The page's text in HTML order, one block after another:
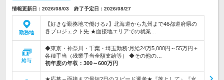
情報更新日：2026/08/03 終了予定日：2026/08/27
勤務地
【好きな勤務地で働ける♪】北海道から九州まで46都道府県の
各プロジェクト先 ★面接地エリアでの就業…
給与
◆東京・神奈川・千葉・埼玉勤務:月給24万5,000円～55万円＋
各種手当（残業手当全額支給等） ◆その他の…
初年度の年収： 300～600万円